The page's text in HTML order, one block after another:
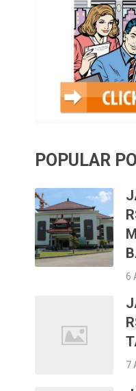
POPULAR
6
7